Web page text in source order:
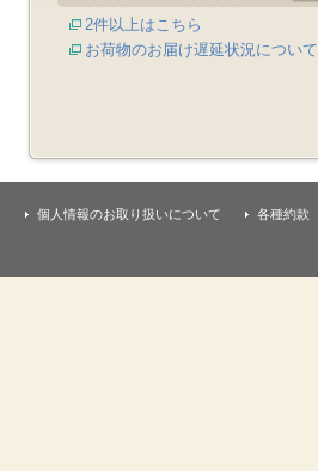
2件以上はこちら
お荷物のお届け遅延状況について
個人情報のお取り扱いについて 各種約款